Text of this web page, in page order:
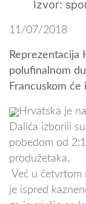
Izvor:
11/07/2018
Reprezentacija
polufinalnom
Francuskom
Hrvatska je
Dalića izborili
pobedom od
produžetaka.
Već u četvrtom
je ispred